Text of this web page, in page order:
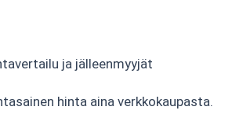
ja jälleenmyyjät
hinta aina verkkokaupasta.